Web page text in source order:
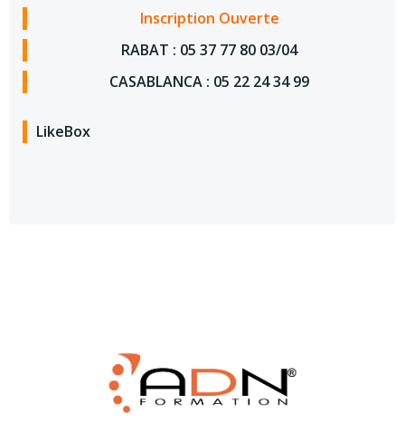
Inscription Ouverte
RABAT : 05 37 77 80 03/04
CASABLANCA : 05 22 24 34 99
LikeBox